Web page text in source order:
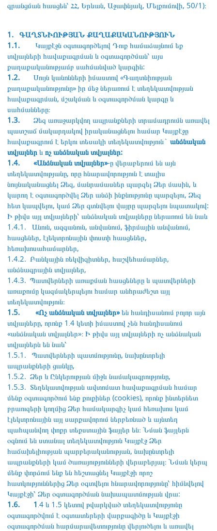
գրանցման հասցեն՝ ՀՀ, Երևան, Աջափնյակ, Մելքումովի, 50/1)։
1. ԳԱՂՏՆԻՈՒԹՅԱՆ ՔԱՂԱՔԱԿԱՆՈՒԹՅՈՒՆ
1.1. Կայքէջն օգտագործելով Դուք համաձայնում եք
տվյալների հավաքագրման և օգտագործման՝ այս
քաղաքականությամբ սահմանված կարգին:
1.2. Սույն կանոնների իմաստով «Գաղտնիության
քաղաքականությունը» իր մեջ ներառում է տեղեկատվության
հավաքագրման, մշակման և օգտագործման կարգը և
սահմանները։
1.3. Ձեզ առաջարկվող ապրանքների տրամադրումն առավել
պատշաճ մակարդակով իրականացնելու համար Կայքէջը
հավաքագրում է երկու տեսակի տեղեկատվություն` անձնական
տվյալներ և ոչ անձնական տվյալներ:
1.4. «Անձնական տվյալներ»-ը վերաբերում են այն
տեղեկատվությանը, որը հնարավորություն է տալիս
նույնականացնել Ձեզ, մանրամասներ պարզել Ձեր մասին, և
կարող է օգտագործվել Ձեր անձի ինքնությունը պարզելու, Ձեզ
հետ կապվելու, կամ Ձեր գտնվելու վայրը պարզելու նպատակով:
Ի թիվս այլ տվյալների՝ անձնական տվյալները ներառում են նաև
1.4.1. Անուն, ազգանուն, անվանում, ֆիրմային անվանում,
հասցեներ, էլեկտրոնային փոստի հասցեներ,
հեռախոսահամարներ,
1.4.2. Բանկային ռեկվիզիտներ, հաշվեհամարներ,
անձնագրային տվյալներ,
1.4.3. Պատվերների առաքման հասցեները և պատվերների
առաքումը կազմակերպելու համար անհրաժեշտ այլ
տեղեկատվություն։
1.5. «Ոչ անձնական տվյալներ»են հանդիսանում բոլոր այն
տվյալները, որոնք 1․4 կետի իմաստով չեն հանդիսանում
«անձնական տվյալներ»։ Ի թիվս այլ տվյալների ոչ անձնական
տվյալներն են նաև՝
1.5.1. Պատվերների պատմությունը, նախընտրելի
ապրանքների ցանկը,
1.5.2. Ձեր և Ընկերության միջև նամակագրությունը,
1.5.3. Տեղեկատվության ավտոմատ հավաքագրման համար
մենք օգտագործում ենք քուքիներ (cookies), որոնք ինտերնետ
բրաուզերի կողմից Ձեր համակարգիչ կամ հեռախոս կամ
էլեկտրոնային այլ սարքավորում ներբեռնած և այնտեղ
պահպանվող փոքր տեքստային ֆայլեր են։ Նման ֆայլերն
օգնում են ստանալ տեղեկատվություն Կայքէջ Ձեր
հաճախելիության պարբերականության, նախընտրելի
ապրանքների կամ ծառայությունների վերաբերյալ։ Նման կերպ
մենք փորձում ենք են հեշտացնել Կայքէջի որոշ
հատկություններից Ձեր օգտվելու հնարավորությունը՝ հիմնվելով
Կայքէջի՝ Ձեր օգտագործման նախապատմության վրա:
1.6. 1․4 և 1.5 կետով թվարկված տեղեկատվությունը
օգտագործվում է օգտատերերի վարքագիծը և Կայքէջի
օգտագործման հարմարավետությունը վերլուծելու և առավել